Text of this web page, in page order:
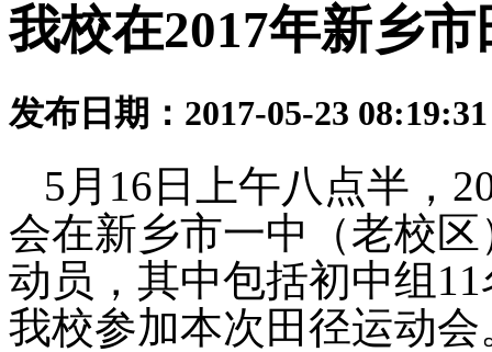
我校在2017年新乡
发布日期：2017-05-23
5月16日上午八点半，
会在新乡市一中（老校
动员，其中包括初中组
我校参加本次田径运动会